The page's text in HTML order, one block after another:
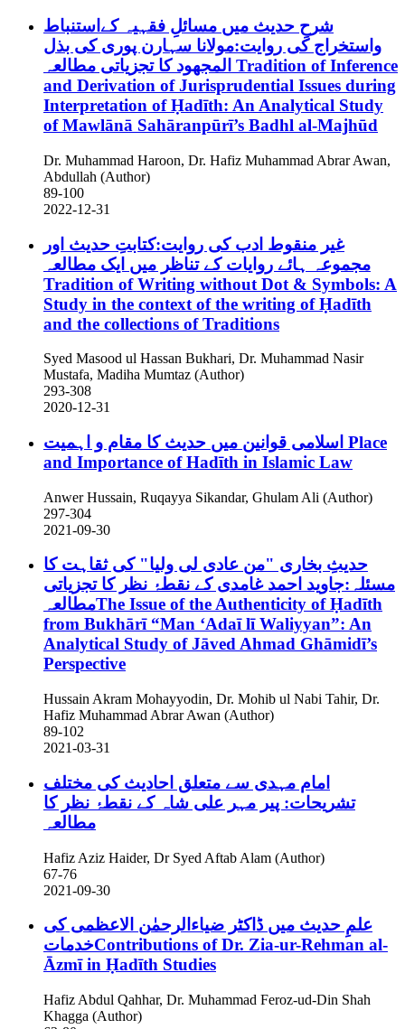
شرحِ حدیث میں مسائلِ فقہیہ کےاستنباط
واستخراج کی روایت:مولانا سہارن پوری کی بذل
Tradition of Inference
and Derivation of Jurisprudential Issues during
Interpretation of Ḥadīth: An Analytical Study
of Mawlānā Sahāranpūrī’s Badhl al-Majhūd
Dr. Muhammad Haroon, Dr. Hafiz Muhammad Abrar Awan,
Abdullah (Author)
89-100
2022-12-31
غیر منقوط ادب کی روایت:کتابتِ حدیث اور
مجموعہ ہائے روایات کے تناظر میں ایک مطالعہ
Tradition of Writing without Dot & Symbols: A
Study in the context of the writing of Ḥadīth
and the collections of Traditions
Syed Masood ul Hassan Bukhari, Dr. Muhammad Nasir
Mustafa, Madiha Mumtaz (Author)
293-308
2020-12-31
Place
and Importance of Hadīth in Islamic Law
Anwer Hussain, Ruqayya Sikandar, Ghulam Ali (Author)
297-304
2021-09-30
حدیثِ بخاری "من عادی لی ولیا" کی ثقاہت کا
مسئلہ:جاوید احمد غامدی کے نقطۂ نظر کا تجزیاتی
مطالعہThe Issue of the Authenticity of Ḥadīth
from Bukhārī “Man ʻAdaī lī Waliyyan”: An
Analytical Study of Jāved Ahmad Ghāmidī’s
Perspective
Hussain Akram Mohayyodin, Dr. Mohib ul Nabi Tahir, Dr.
Hafiz Muhammad Abrar Awan (Author)
89-102
2021-03-31
امام مہدی سے متعلق احادیث کی مختلف
تشریحات: پیر مہر علی شاہ کے نقطۂ نظر کا
مطالعہ
Hafiz Aziz Haider, Dr Syed Aftab Alam (Author)
67-76
2021-09-30
علمِ حدیث میں ڈاکٹر ضیاءالرحمٰن الاعظمی کی
خدماتContributions of Dr. Zia-ur-Rehman al-
Āzmī in Ḥadīth Studies
Hafiz Abdul Qahhar, Dr. Muhammad Feroz-ud-Din Shah
Khagga (Author)